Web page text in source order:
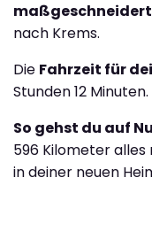
nach Krems.
Die Fahrzeit für
Stunden 12 Minuten.
So gehst du auf
596 Kilometer
in deiner neuen